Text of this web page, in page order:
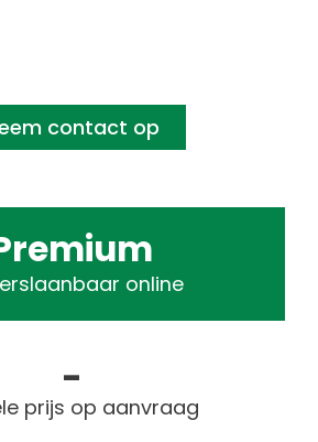
contact op
online
-
prijs op aanvraag